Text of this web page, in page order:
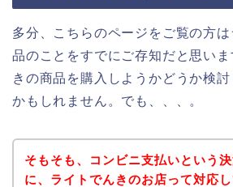
多分、こちらのページをご覧の方
品のことをすでにご存知だと思い
きの商品を購入しようかどうか検
かもしれません。でも、、、。
そもそも、コンビニ支払いという
に、ライトでんきのお店って対応